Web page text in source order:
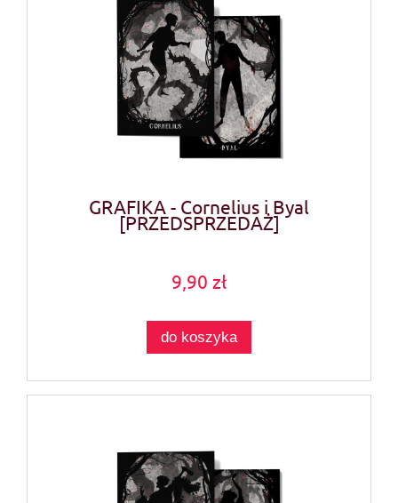
GRAFIKA - Cornelius i Byal
[PRZEDSPRZEDAŻ]
9,90 zł
do koszyka